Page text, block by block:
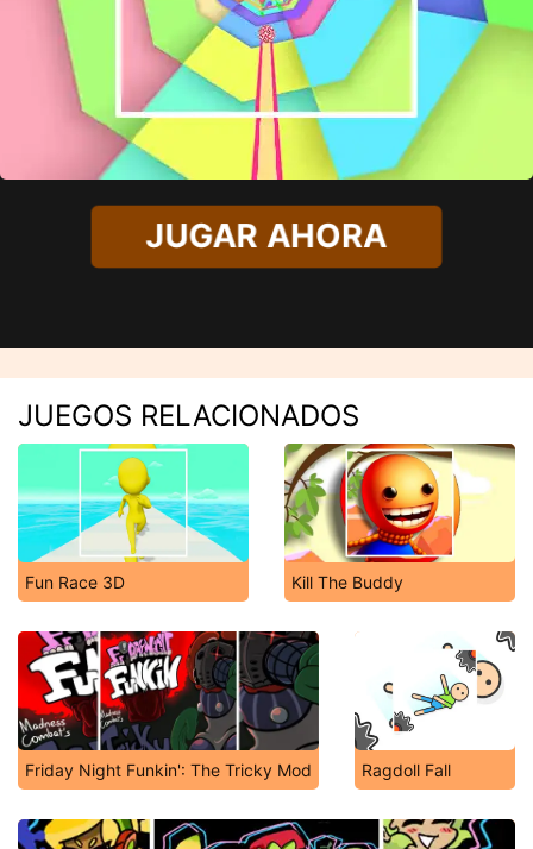
JUGAR AHORA
JUEGOS RELACIONADOS
Fun Race 3D Kill The Buddy
Friday Night Funkin': The Tricky Mod Ragdoll Fall